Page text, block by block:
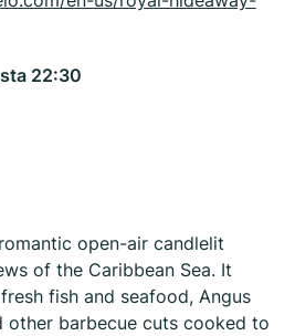
22:30
open-air candlelit
of the Caribbean Sea. It
fish and seafood, Angus
other barbecue cuts cooked to